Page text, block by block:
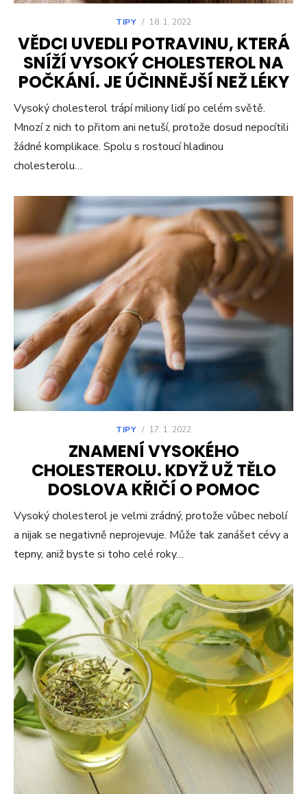
TIPY / 18. 1. 2022
VĚDCI UVEDLI POTRAVINU, KTERÁ
SNÍŽÍ VYSOKÝ CHOLESTEROL NA
POČKÁNÍ. JE ÚČINNĚJŠÍ NEŽ LÉKY
Vysoký cholesterol trápí miliony lidí po celém světě.
Mnozí z nich to přitom ani netuší, protože dosud nepocítili
žádné komplikace. Spolu s rostoucí hladinou
cholesterolu…
TIPY / 17. 1. 2022
ZNAMENÍ VYSOKÉHO
CHOLESTEROLU. KDYŽ UŽ TĚLO
DOSLOVA KŘIČÍ O POMOC
Vysoký cholesterol je velmi zrádný, protože vůbec nebolí
a nijak se negativně neprojevuje. Může tak zanášet cévy a
tepny, aniž byste si toho celé roky…